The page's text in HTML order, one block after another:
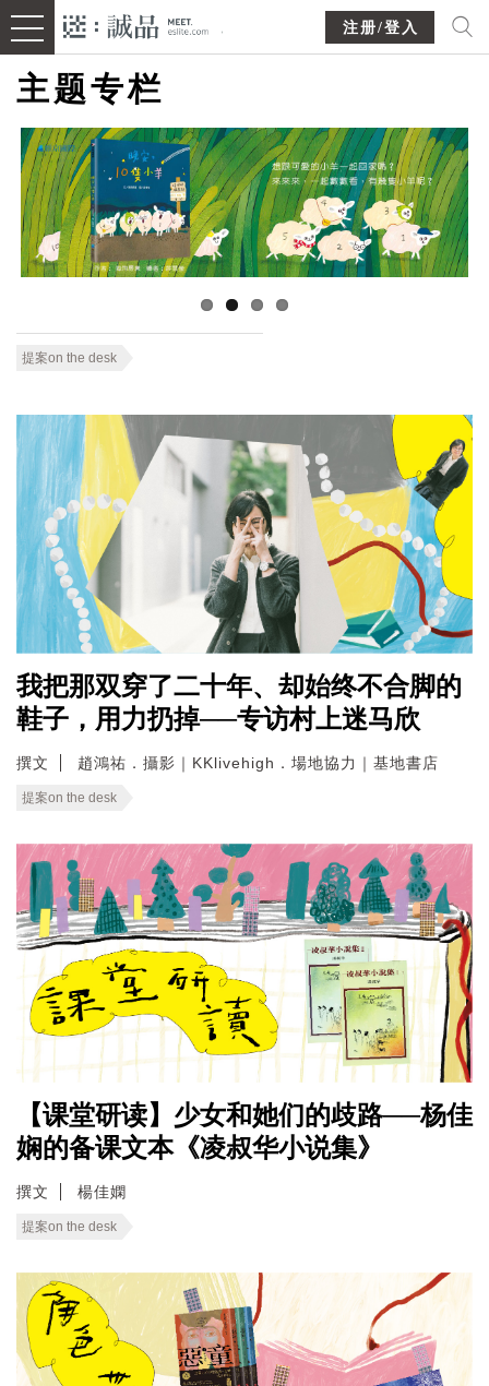
注册/登入
主题专栏
提案on the desk
我把那双穿了二十年、却始终不合脚的
鞋子，用力扔掉──专访村上迷马欣
撰文 趙鴻祐．攝影｜KKlivehigh．場地協力｜基地書店
提案on the desk
【课堂研读】少女和她们的歧路──杨佳
娴的备课文本《凌叔华小说集》
撰文 楊佳嫻
提案on the desk